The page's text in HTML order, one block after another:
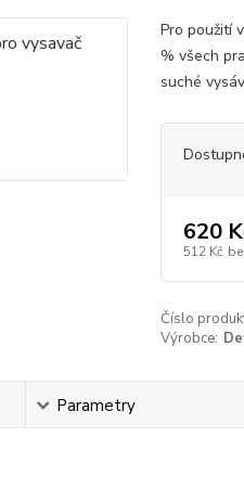
Pro použití
% všech
suché
620
512 Kč
Číslo
Výrobce:
Parametry